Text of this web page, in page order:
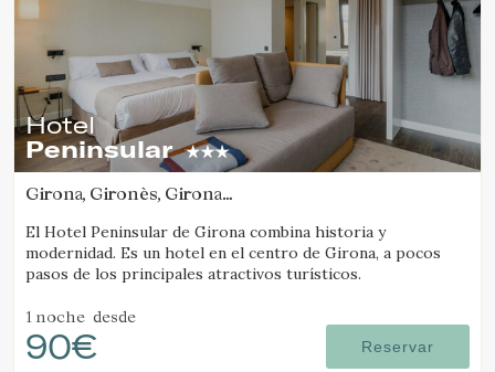
Hotel
Peninsular
Girona, Gironès, Girona
El Hotel Peninsular de Girona combina historia y
modernidad. Es un hotel en el centro de Girona, a pocos
pasos de los principales atractivos turísticos.
1 noche desde
90€ Reservar